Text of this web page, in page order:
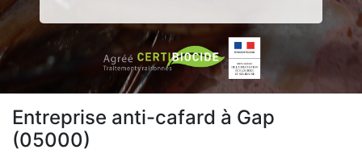
Entreprise anti-cafard à Gap
(05000)